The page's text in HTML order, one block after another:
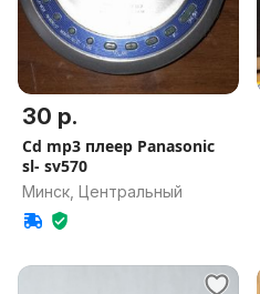
30 р.
Cd mp3 плеер Panasonic
sl- sv570
Минск, Центральный